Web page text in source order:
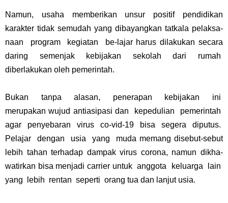
Namun, usaha memberikan unsur positif pendidikan
karakter tidak semudah yang dibayangkan tatkala pelaksa-
naan program kegiatan be-lajar harus dilakukan secara
daring semenjak kebijakan sekolah dari rumah
diberlakukan oleh pemerintah.
Bukan tanpa alasan, penerapan kebijakan ini
merupakan wujud antiasipasi dan kepedulian pemerintah
agar penyebaran virus co-vid-19 bisa segera diputus.
Pelajar dengan usia yang muda memang disebut-sebut
lebih tahan terhadap dampak virus corona, namun dikha-
watirkan bisa menjadi carrier untuk anggota keluarga lain
yang lebih rentan seperti orang tua dan lanjut usia.